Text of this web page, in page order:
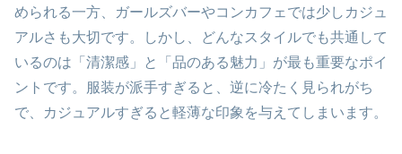
められる一方、ガールズバーやコンカフェでは少しカジュ
アルさも大切です。しかし、どんなスタイルでも共通して
いるのは「清潔感」と「品のある魅力」が最も重要なポイ
ントです。服装が派手すぎると、逆に冷たく見られがち
で、カジュアルすぎると軽薄な印象を与えてしまいます。